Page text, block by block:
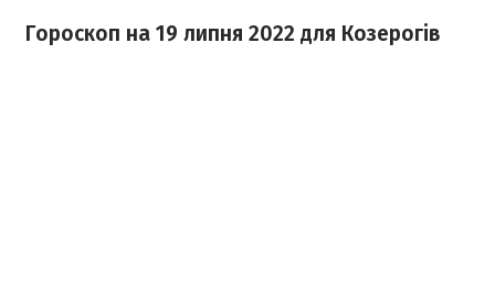
Гороскоп на 19 липня 2022 для Козерогів